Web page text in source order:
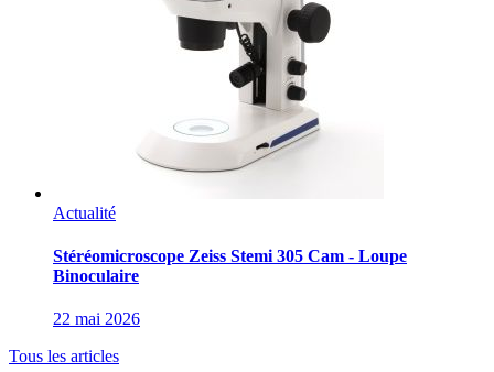
Actualité
Stéréomicroscope Zeiss Stemi 305 Cam - Loupe
Binoculaire
22 mai 2026
Tous les articles